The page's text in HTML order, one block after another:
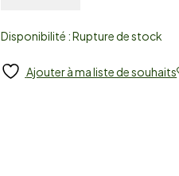
Disponibilité :Rupture de stock
Ajouter à ma liste de souhaits